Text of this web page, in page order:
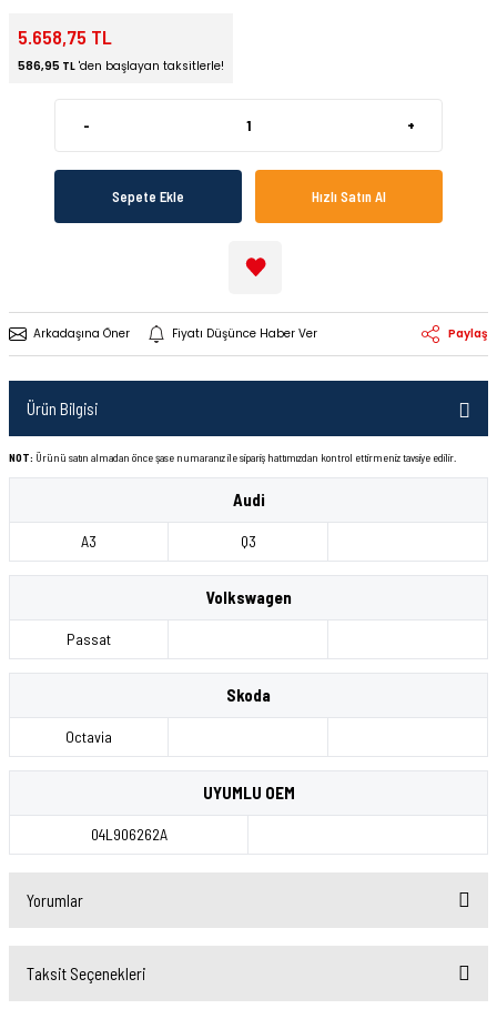
5.658,75 TL
586,95 TL 'den başlayan taksitlerle!
- +
Sepete Ekle Hızlı Satın Al
Arkadaşına Öner Fiyatı Düşünce Haber Ver Paylaş
Ürün Bilgisi
NOT: Ürünü satın almadan önce şase numaranız ile sipariş hattımızdan kontrol ettirmeniz tavsiye edilir.
Audi
A3 Q3
Volkswagen
Passat
Skoda
Octavia
UYUMLU OEM
04L906262A
Yorumlar
Taksit Seçenekleri